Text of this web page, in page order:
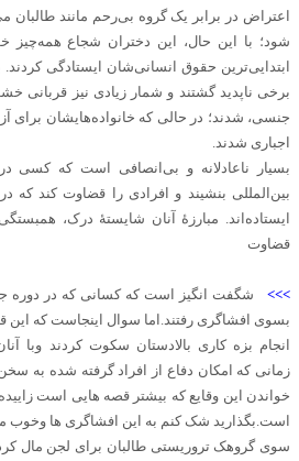
اعتراض در برابر یک گروه بی‌رحم مانند طالبان
شود؛ با این حال، این دختران شجاع همه‌چیز
ابتدایی‌ترین حقوق انسانی‌شان ایستادگی
برخی ناپدید گشتند و شمار زیادی نیز قربانی
جنسی، شدند؛ در حالی که خانواده‌هایشان برای
اجباری شدند.
بسیار ناعادلانه و بی‌انصافی است که
بین‌المللی بنشیند و افرادی را قضاوت کند که
ایستاده‌اند. مبارزهٔ آنان شایستهٔ درک،
قضاوت
>>> شگفت انگیز است که کسانی که در دوره
بسوی افشاگری رفتند.اما سوال اینجاست که این
انجام بزه کاری بالادستان سکوت کردند وبا
زمانی که امکان دفاع از افراد گرفته شده به
خواندن این وقایع که بیشتر قصه هایی است
است.بگذارید شک کنم به این افشاگری ها وخوب
سوی گروهک تروریستی طالبان برای لجن مال